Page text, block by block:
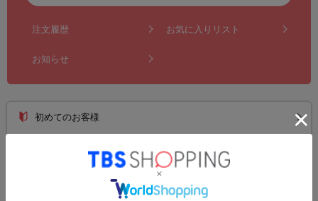
注文履歴 お気に入りリスト
お知らせ
初めてのお客様
ご利用ガイド